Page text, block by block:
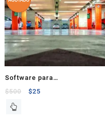
Software para
estacionamientos Omega Park
$500 $25